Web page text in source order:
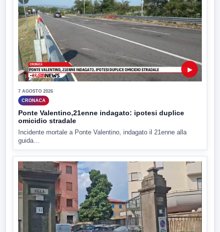
▶
7 AGOSTO 2026
CRONACA
Ponte Valentino,21enne indagato: ipotesi duplice
omicidio stradale
Incidente mortale a Ponte Valentino, indagato il 21enne alla
guida...